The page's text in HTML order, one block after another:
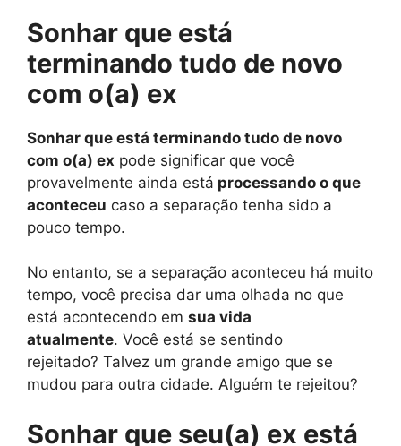
Sonhar que está
terminando tudo de novo
com o(a) ex
Sonhar que está terminando tudo de novo
com o(a) ex pode significar que você
provavelmente ainda está processando o que
aconteceu caso a separação tenha sido a
pouco tempo.
No entanto, se a separação aconteceu há muito
tempo, você precisa dar uma olhada no que
está acontecendo em sua vida
atualmente. Você está se sentindo
rejeitado? Talvez um grande amigo que se
mudou para outra cidade. Alguém te rejeitou?
Sonhar que seu(a) ex está